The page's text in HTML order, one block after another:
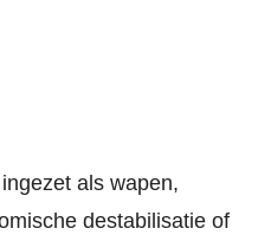
als wapen,
destabilisatie of